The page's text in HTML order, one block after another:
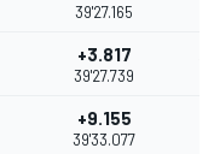
39'27.165
+3.817
39'27.739
+9.155
39'33.077